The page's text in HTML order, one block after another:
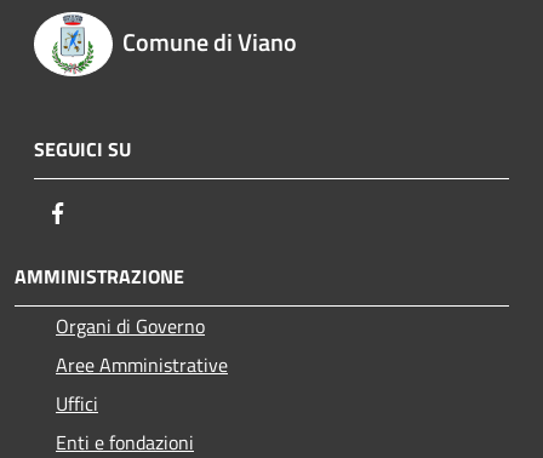
Comune di Viano
SEGUICI SU
AMMINISTRAZIONE
Organi di Governo
Aree Amministrative
Uffici
Enti e fondazioni